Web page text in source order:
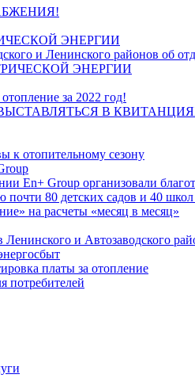
ЭНЕРГИИ
и Ленинского районов об
ЭНЕРГИИ
за 2022 год!
В
к отопительному сезону
Group организовали
80 детских садов и 40
на расчеты «месяц в месяц»
и Автозаводского
платы за отопление
потребителей